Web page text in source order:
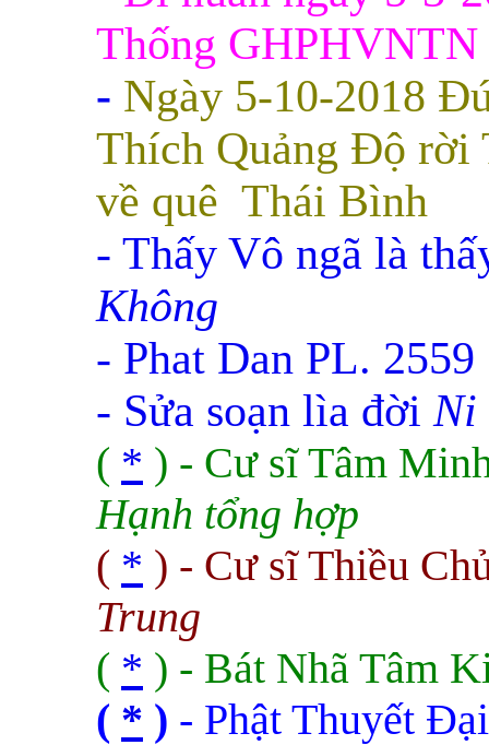
Thống GHPHVNTN
- Ngày 5-10-2018
Thích Quảng Độ rời
về quê Thái Bình
- Thấy Vô ngã là
Không
- Phat Dan PL. 2559
- Sửa soạn lìa đời Ni
( * ) - Cư sĩ Tâm
Hạnh tổng hợp
( * ) - Cư sĩ Thiều
Trung
( * ) - Bát Nhã Tâm
( * ) - Phật Thuyết